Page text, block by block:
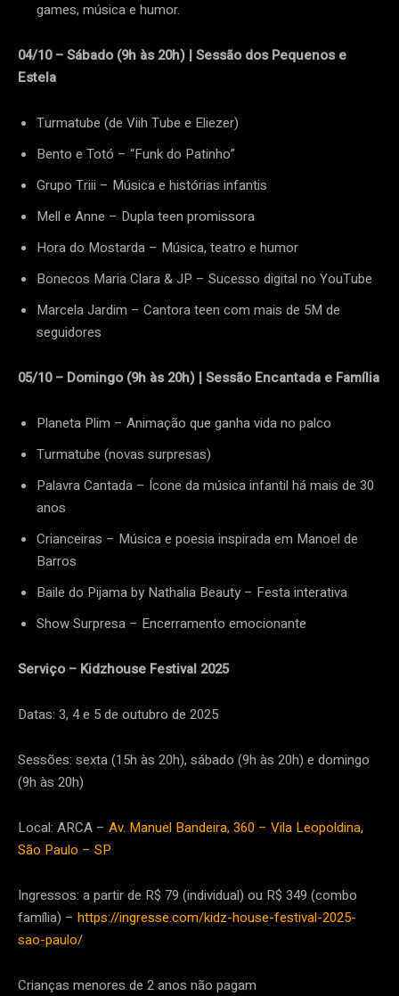
games, música e humor.
04/10 – Sábado (9h às 20h) | Sessão dos Pequenos e
Estela
Turmatube (de Viih Tube e Eliezer)
Bento e Totó – “Funk do Patinho”
Grupo Triii – Música e histórias infantis
Mell e Anne – Dupla teen promissora
Hora do Mostarda – Música, teatro e humor
Bonecos Maria Clara & JP – Sucesso digital no YouTube
Marcela Jardim – Cantora teen com mais de 5M de
seguidores
05/10 – Domingo (9h às 20h) | Sessão Encantada e Família
Planeta Plim – Animação que ganha vida no palco
Turmatube (novas surpresas)
Palavra Cantada – Ícone da música infantil há mais de 30
anos
Crianceiras – Música e poesia inspirada em Manoel de
Barros
Baile do Pijama by Nathalia Beauty – Festa interativa
Show Surpresa – Encerramento emocionante
Serviço – Kidzhouse Festival 2025
Datas: 3, 4 e 5 de outubro de 2025
Sessões: sexta (15h às 20h), sábado (9h às 20h) e domingo
(9h às 20h)
Local: ARCA – Av. Manuel Bandeira, 360 – Vila Leopoldina,
São Paulo – SP
Ingressos: a partir de R$ 79 (individual) ou R$ 349 (combo
família) – https://ingresse.com/kidz-house-festival-2025-
sao-paulo/
Crianças menores de 2 anos não pagam